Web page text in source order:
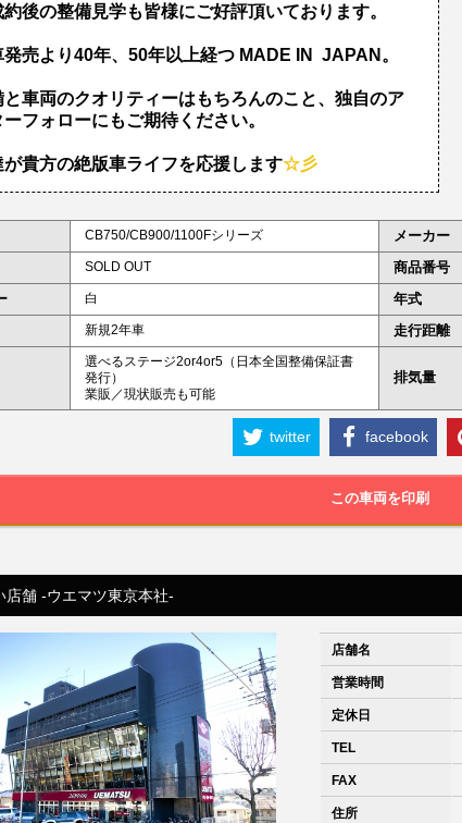
約後の整備見学も皆様にご好評頂いております。
発売より40年、50年以上経つ MADE IN JAPAN。
と車両のクオリティーはもちろんのこと、独自のア
フォローにもご期待ください。
が貴方の絶版車ライフを応援します☆彡
CB750/CB900/1100Fシリーズ メーカー
SOLD OUT 商品番号
白 年式
新規2年車 走行距離
選べるステージ2or4or5（日本全国整備保証書
発行）
業販／現状販売も可能
排気量
twitter facebook
この車両を印刷
店舗 -ウエマツ東京本社-
店舗名
営業時間
定休日
TEL
FAX
住所